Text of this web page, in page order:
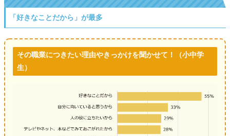
「好きなことだから」が最多
その職業につきたい理由やきっかけを聞かせて！（小中学
生）